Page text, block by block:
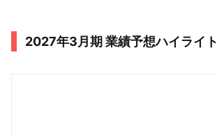
2027年3月期 業績予想ハイライト